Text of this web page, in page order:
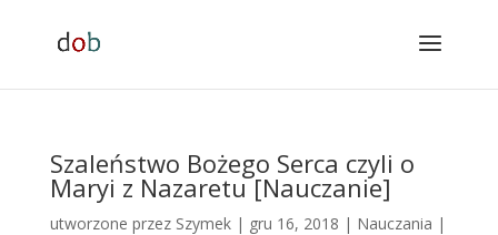
Szaleństwo Bożego Serca czyli o
Maryi z Nazaretu [Nauczanie]
utworzone przez Szymek| gru 16, 2018 | Nauczania |